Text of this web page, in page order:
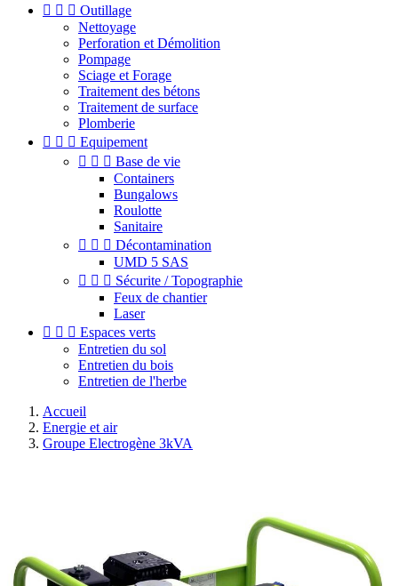
   Outillage
Nettoyage
Perforation et Démolition
Pompage
Sciage et Forage
Traitement des bétons
Traitement de surface
Plomberie
   Equipement
   Base de vie
Containers
Bungalows
Roulotte
Sanitaire
   Décontamination
UMD 5 SAS
   Sécurite / Topographie
Feux de chantier
Laser
   Espaces verts
Entretien du sol
Entretien du bois
Entretien de l'herbe
Accueil
Energie et air
Groupe Electrogène 3kVA